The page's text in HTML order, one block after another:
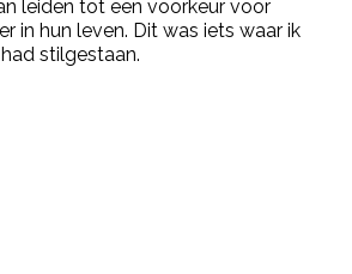
leiden tot een voorkeur voor
in hun leven. Dit was iets waar ik
stilgestaan.